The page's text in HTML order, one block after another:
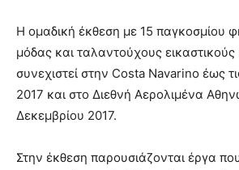
Η ομαδική έκθεση με 15 παγκοσμίου
μόδας και ταλαντούχους
συνεχιστεί στην Costa Navarino έως
2017 και στο Διεθνή Αερολιμένα
Δεκεμβρίου 2017.
Στην έκθεση παρουσιάζονται έργα